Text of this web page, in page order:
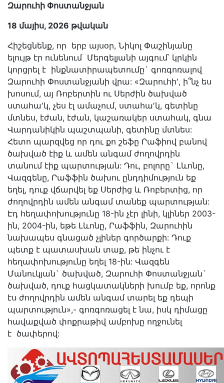
Զարուհի Փոստանջյան
18 մայիս, 2026 թվական
Հիշեցնենք, որ երբ այսօր, Նիկոլ Փաշինյանը
ելույթ էր ունենում Մերգելյանի այգում՝ կրկին
կորցրել է ինքնատիրապետումը` գոռգոռալով
Զարուհի Փոստանջյանի վրա: «Զարուհի′, ի՞նչ ես
խոսում, այ Ռոբերտին ու Սերժին ծախված
ստահա′կ, չես էլ ամաչում, ստահա′կ, գետինը
մտնես, էժան, էժան, կաշառակեր ստահակ, գնա
Վարդանիկին պաշտպանի, գետինը մտնես:
Հետո պարզվեց որ դու քո շեֆը Րաֆիով բանով
ծախված էիք և ամեն անգամ ժողովրդին
տանում էիք պարտության: Դու, բոլորը` Լևոնը,
Վազգենը, Րաֆֆին ծախու ընդդիմություն եք
եղել, դուք վճարվել եք Սերժից և Ռոբերտից, որ
ժողովրդին ամեն անգամ տանեք պարտության:
Էդ հեղափոխությունը 18-ին չէր լինի, կլիներ 2003-
ին, 2004-ին, եթե Լևոնը, Րաֆֆին, Զարուհին
նախապես գնացած չլիներ գործարքի: Դուք
պետք է պատասխան տաք, թե ինչու է
հեղափոխությունը եղել 18-ին: Վազգեն
Մանուկյան` ծախված, Զարուհի Փոստանջյան`
ծախված, դուք հացկատակների խումբ եք, որոնք
էս ժողովրդին ամեն անգամ տարել եք դեպի
պարտություն»,- գոռգոռացել է նա, իսկ դիմացը
հավաքված փոքրաթիվ ամբոխը ողջունել
է ծափերով: